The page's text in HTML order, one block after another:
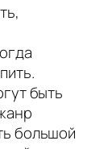
быть
большой